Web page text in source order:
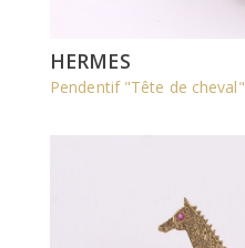
HERMES
Pendentif "Tête de cheval"